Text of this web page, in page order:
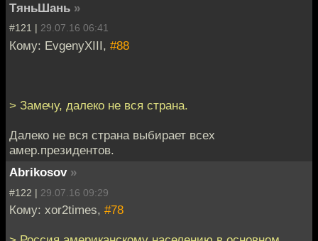
ТяньШань »
#121 | 29.07.16 06:41
Кому: EvgenyXIII, #88
> Замечу, далеко не вся страна.
Далеко не вся страна выбирает всех
амер.президентов.
Abrikosov »
#122 | 29.07.16 09:29
Кому: xor2times, #78